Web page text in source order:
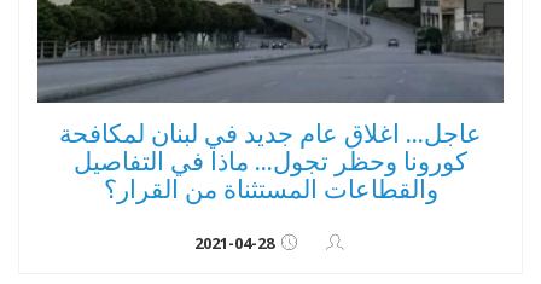
عاجل... اغلاق عام جديد في لبنان لمكافحة
كورونا وحظر تجول... ماذا في التفاصيل
والقطاعات المستثناة من القرار؟
2021-04-28